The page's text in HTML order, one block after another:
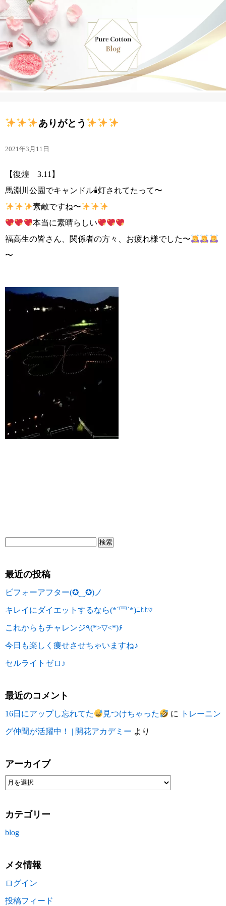
ありがとう
2021年3月11日
【復煌 3.11】
馬淵川公園でキャンドル🕯灯されてたって〜
素敵ですね〜
本当に素晴らしい
福高生の皆さん、関係者の方々、お疲れ様でした〜
〜
最近の投稿
ビフォーアフター(✪‿✪)ノ
キレイにダイエットするなら(*´罒`*)ﾆﾋﾋ♡
これからもチャレンジ٩(*>▽<*)۶
今日も楽しく痩せさせちゃいますね♪
セルライトゼロ♪
最近のコメント
16日にアップし忘れてた 見つけちゃった に トレーニン
グ仲間が活躍中！ | 開花アカデミー より
アーカイブ
カテゴリー
blog
メタ情報
ログイン
投稿フィード